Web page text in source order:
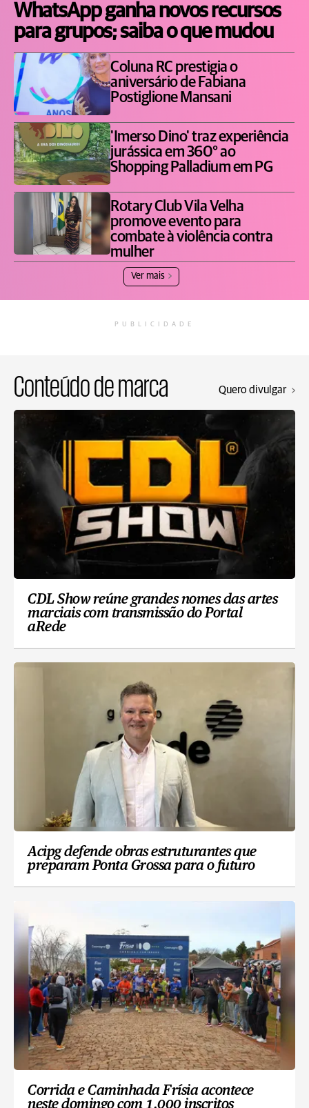
WhatsApp ganha novos recursos
para grupos; saiba o que mudou
Coluna RC prestigia o
aniversário de Fabiana
Postiglione Mansani
'Imerso Dino' traz experiência
jurássica em 360° ao
Shopping Palladium em PG
Rotary Club Vila Velha
promove evento para
combate à violência contra
mulher
Ver mais
PUBLICIDADE
Conteúdo de marca Quero divulgar
CDL Show reúne grandes nomes das artes
marciais com transmissão do Portal
aRede
Acipg defende obras estruturantes que
preparam Ponta Grossa para o futuro
Corrida e Caminhada Frísia acontece
neste domingo com 1.000 inscritos